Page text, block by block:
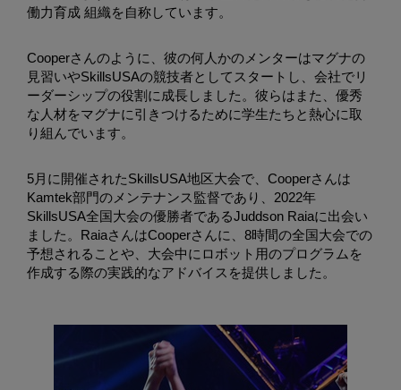
働力育成 組織を自称しています。
Cooperさんのように、彼の何人かのメンターはマグナの
見習いやSkillsUSAの競技者としてスタートし、会社でリ
ーダーシップの役割に成長しました。彼らはまた、優秀
な人材をマグナに引きつけるために学生たちと熱心に取
り組んでいます。
5月に開催されたSkillsUSA地区大会で、Cooperさんは
Kamtek部門のメンテナンス監督であり、2022年
SkillsUSA全国大会の優勝者であるJuddson Raiaに出会い
ました。RaiaさんはCooperさんに、8時間の全国大会での
予想されることや、大会中にロボット用のプログラムを
作成する際の実践的なアドバイスを提供しました。